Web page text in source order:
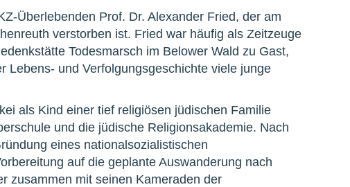
Überlebenden Prof. Dr. Alexander Fried, der am
verstorben ist. Fried war häufig als Zeitzeuge
Todesmarsch im Belower Wald zu Gast,
Lebens- und Verfolgungsgeschichte viele junge
als Kind einer tief religiösen jüdischen Familie
und die jüdische Religionsakademie. Nach
eines nationalsozialistischen
auf die geplante Auswanderung nach
zusammen mit seinen Kameraden der